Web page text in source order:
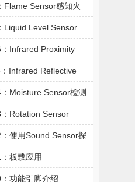
Flame Sensor感知火
Liquid Level Sensor
Infrared Proximity
Infrared Reflective
Moisture Sensor检测
Rotation Sensor
使用Sound Sensor探
板载应用
功能引脚介绍